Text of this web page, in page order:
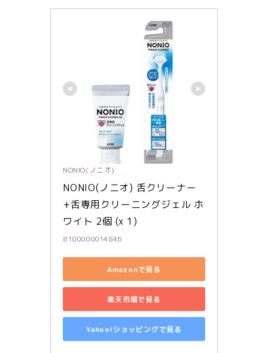
NONIO(ノニオ)
NONIO(ノニオ) 舌クリーナー
+舌専用クリーニングジェル ホ
ワイト 2個 (x 1)
8100000014846
Amazonで見る
楽天市場で見る
Yahoo!ショッピングで見る